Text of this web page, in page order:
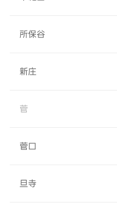
所保谷
新庄
菅
菅口
旦寺